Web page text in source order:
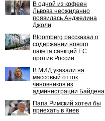
В одной из кофеен
Львова неожиданно
появилась Анджелина
Джоли
Bloomberg рассказал о
содержании нового
пакета санкций ЕС
против России
В МИД указали на
массовый отток
чиновников из
администрации Байдена
Папа Римский хотел бы
приехать в Киев